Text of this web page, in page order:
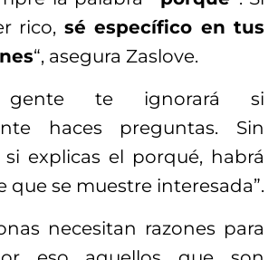
rico, sé específico en tus
“, asegura Zaslove.
gente te ignorará si
haces preguntas. Sin
explicas el porqué, habrá
que se muestre interesada”.
necesitan razones para